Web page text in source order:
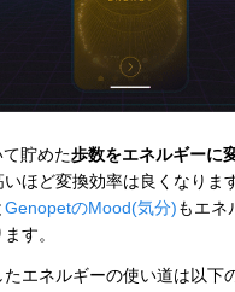
貯めた歩数をエネルギーに
いほど変換効率は良くなりま
GenopetのMood(気分)もエネ
す。
エネルギーの使い道は以下